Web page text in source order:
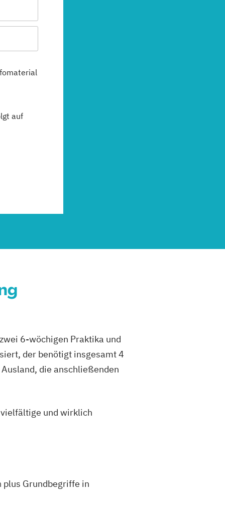
auf
6-wöchigen Praktika und
der benötigt insgesamt 4
die anschließenden
und wirklich
plus Grundbegriffe in